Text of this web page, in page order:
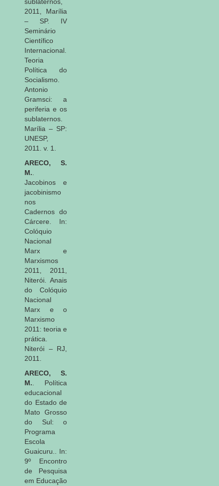
2011, Marília
– SP. IV
Seminário
Científico
Internacional.
Teoria
Política do
Socialismo.
Antonio
Gramsci: a
periferia e os
sublaternos.
Marília – SP:
UNESP,
2011. v. 1.
ARECO, S.
M.
Jacobinos e
jacobinismo
nos
Cadernos do
Cárcere. In:
Colóquio
Nacional
Marx e
Marxismos
2011, 2011,
Niterói. Anais
do Colóquio
Nacional
Marx e o
Marxismo
2011: teoria e
prática.
Niterói – RJ,
2011.
ARECO, S.
M. . Política
educacional
do Estado de
Mato Grosso
do Sul: o
Programa
Escola
Guaicuru.. In:
9º Encontro
de Pesquisa
em Educação